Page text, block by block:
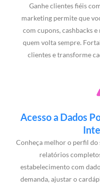
Ganhe clientes fiéis
marketing permite que
com cupons, cashbacks
quem volta sempre.
clientes e transforme
Acesso a Dados
Conheça melhor o perfil do
relatórios
estabelecimento com
demanda, ajustar o